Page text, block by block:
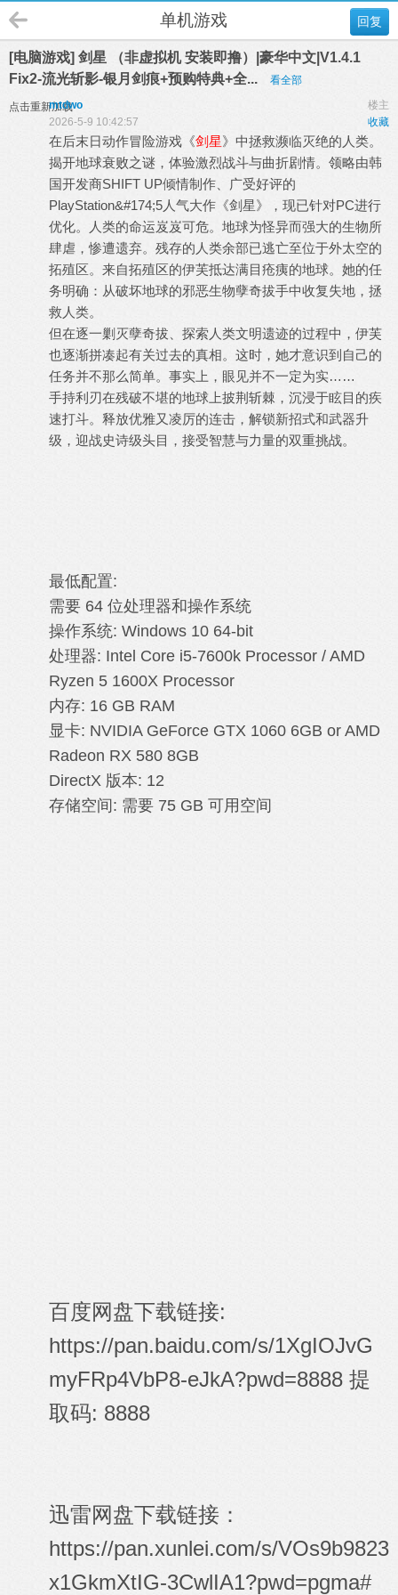
回复
单机游戏
[电脑游戏] 剑星 （非虚拟机 安装即撸）|豪华中文|V1.4.1
Fix2-流光斩影-银月剑痕+预购特典+全...
看全部
点击重新加载 楼主
mtdwo
收藏
2026-5-9 10:42:57
在后末日动作冒险游戏《剑星》中拯救濒临灭绝的人类。
揭开地球衰败之谜，体验激烈战斗与曲折剧情。领略由韩
国开发商SHIFT UP倾情制作、广受好评的
PlayStation&#174;5人气大作《剑星》，现已针对PC进行
优化。人类的命运岌岌可危。地球为怪异而强大的生物所
肆虐，惨遭遗弃。残存的人类余部已逃亡至位于外太空的
拓殖区。来自拓殖区的伊芙抵达满目疮痍的地球。她的任
务明确：从破坏地球的邪恶生物孽奇拔手中收复失地，拯
救人类。
但在逐一剿灭孽奇拔、探索人类文明遗迹的过程中，伊芙
也逐渐拼凑起有关过去的真相。这时，她才意识到自己的
任务并不那么简单。事实上，眼见并不一定为实……
手持利刃在残破不堪的地球上披荆斩棘，沉浸于眩目的疾
速打斗。释放优雅又凌厉的连击，解锁新招式和武器升
级，迎战史诗级头目，接受智慧与力量的双重挑战。
最低配置:
需要 64 位处理器和操作系统
操作系统: Windows 10 64-bit
处理器: Intel Core i5-7600k Processor / AMD
Ryzen 5 1600X Processor
内存: 16 GB RAM
显卡: NVIDIA GeForce GTX 1060 6GB or AMD
Radeon RX 580 8GB
DirectX 版本: 12
存储空间: 需要 75 GB 可用空间
百度网盘下载链接:
https://pan.baidu.com/s/1XgIOJvG
myFRp4VbP8-eJkA?pwd=8888 提
取码: 8888
迅雷网盘下载链接：
https://pan.xunlei.com/s/VOs9b9823
x1GkmXtIG-3CwlIA1?pwd=pgma#